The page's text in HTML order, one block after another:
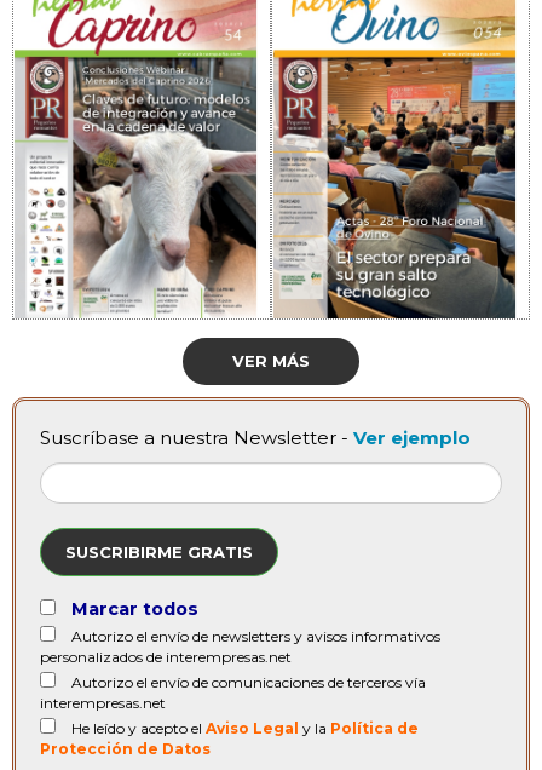
VER MÁS
Suscríbase a nuestra Newsletter - Ver ejemplo
SUSCRIBIRME GRATIS
Marcar todos
Autorizo el envío de newsletters y avisos informativos
personalizados de interempresas.net
Autorizo el envío de comunicaciones de terceros vía
interempresas.net
He leído y acepto el Aviso Legal y la Política de
Protección de Datos